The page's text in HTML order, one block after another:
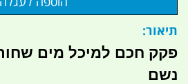
תיאור:
פקק חכם למיכל מים
נשם